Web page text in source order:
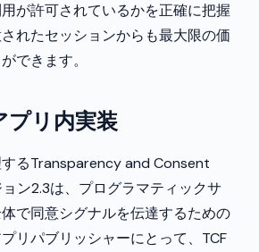
が許可されているかを正確に把握
れたセッションからも最大限の価
できます。
プリ内実装
るTransparency and Consent
ン2.3は、プログラマティックサ
で同意シグナルを伝達するための
リパブリッシャーにとって、TCF